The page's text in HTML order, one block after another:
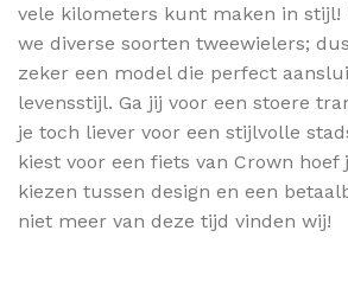
vele kilometers kunt maken in stijl!
we diverse soorten tweewielers;
zeker een model die perfect
levensstijl. Ga jij voor een stoere
je toch liever voor een stijlvolle
kiest voor een fiets van Crown hoef
kiezen tussen design en een
niet meer van deze tijd vinden wij!